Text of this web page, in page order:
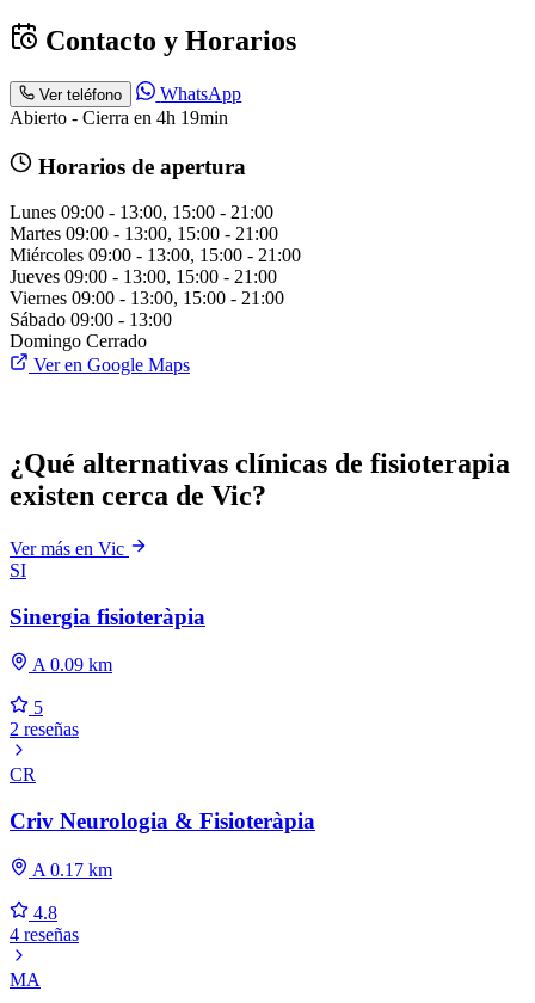
Contacto y Horarios
Ver teléfono
WhatsApp
Abierto - Cierra en 4h 19min
Horarios de apertura
Lunes 09:00 - 13:00, 15:00 - 21:00
Martes 09:00 - 13:00, 15:00 - 21:00
Miércoles 09:00 - 13:00, 15:00 - 21:00
Jueves 09:00 - 13:00, 15:00 - 21:00
Viernes 09:00 - 13:00, 15:00 - 21:00
Sábado 09:00 - 13:00
Domingo Cerrado
Ver en Google Maps
¿Qué alternativas clínicas de fisioterapia
existen cerca de Vic?
Ver más en Vic
SI
Sinergia fisioteràpia
A 0.09 km
5
2 reseñas
CR
Criv Neurologia & Fisioteràpia
A 0.17 km
4.8
4 reseñas
MA